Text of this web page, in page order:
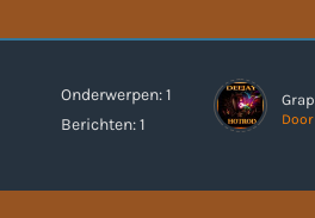
Onderwerpen: 1
Berichten: 1